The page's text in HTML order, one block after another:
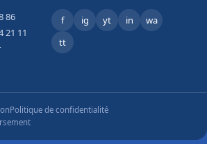
86
21 11
f ig yt in
wa
tt
Politique de confidentialité